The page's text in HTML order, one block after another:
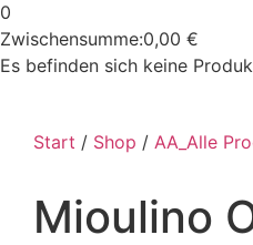
0
Zwischensumme:0,00 €
Es befinden sich keine
Start / Shop / AA_Alle
Mioulino